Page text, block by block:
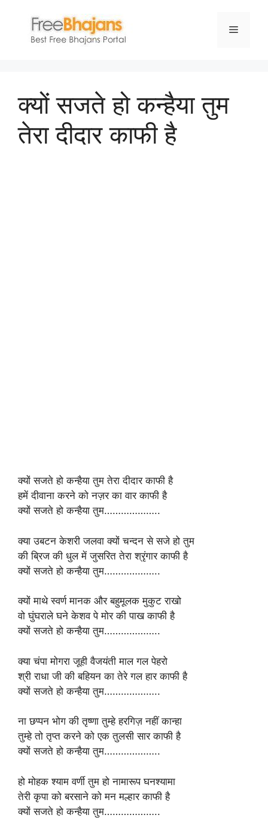
content
Menu
क्यों सजते हो कन्हैया तुम
तेरा दीदार काफी है
क्यों सजते हो कन्हैया तुम तेरा दीदार काफी है
हमें दीवाना करने को नज़र का वार काफी है
क्यों सजते हो कन्हैया तुम………………..
क्या उबटन केशरी जलवा क्यों चन्दन से सजे हो तुम
की ब्रिज की धुल में जुसरित तेरा श्रृंगार काफी है
क्यों सजते हो कन्हैया तुम………………..
क्यों माथे स्वर्ण मानक और बहुमूलक मुकुट राखो
वो घुंघराले घने केशव पे मोर की पाख काफी है
क्यों सजते हो कन्हैया तुम………………..
क्या चंपा मोगरा जूही वैजयंती माल गल पेहरो
श्री राधा जी की बहियन का तेरे गल हार काफी है
क्यों सजते हो कन्हैया तुम………………..
ना छप्पन भोग की तृष्णा तुम्हे हरगिज़ नहीं कान्हा
तुम्हे तो तृप्त करने को एक तुलसी सार काफी है
क्यों सजते हो कन्हैया तुम………………..
हो मोहक श्याम वर्णी तुम हो नामारूप घनश्यामा
तेरी कृपा को बरसाने को मन मल्हार काफी है
क्यों सजते हो कन्हैया तुम………………..